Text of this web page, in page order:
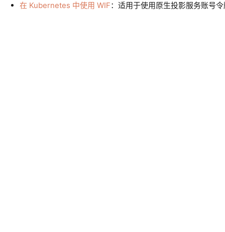
在 Kubernetes 中使用 WIF：适用于使用原生投影服务账号